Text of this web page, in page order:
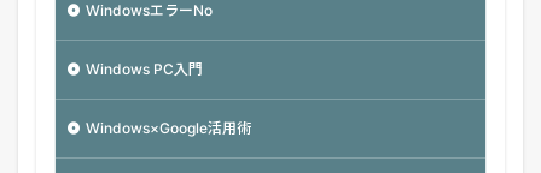
WindowsエラーNo
Windows PC入門
Windows×Google活用術